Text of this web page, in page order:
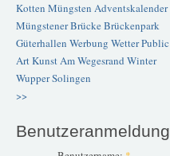
Kotten Müngsten Adventskalender
Müngstener BrückeBrückenpark
Güterhallen Werbung WetterPublic
ArtKunstAm Wegesrand Winter
WupperSolingen
>>
Benutzeranmeldung